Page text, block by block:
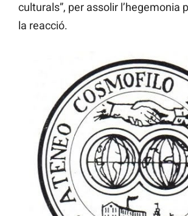
culturals”, per assolir l’hegemonia
la reacció.